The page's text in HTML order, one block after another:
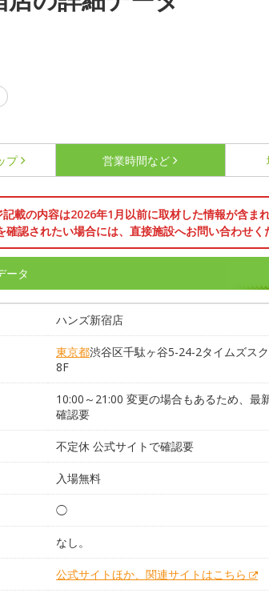
プ 営業時間など
載の内容は2026年1月以前に取材した情報が含まれ
確認されたい場合には、直接施設へお問い合わせく
ータ
ハンズ新宿店
東京都渋谷区千駄ヶ谷5-24-2タイムズス
8F
10:00～21:00 変更の場合もあるため、最
確認要
不定休 公式サイトで確認要
入場無料
◯
なし。
公式サイトほか、関連サイトはこちら